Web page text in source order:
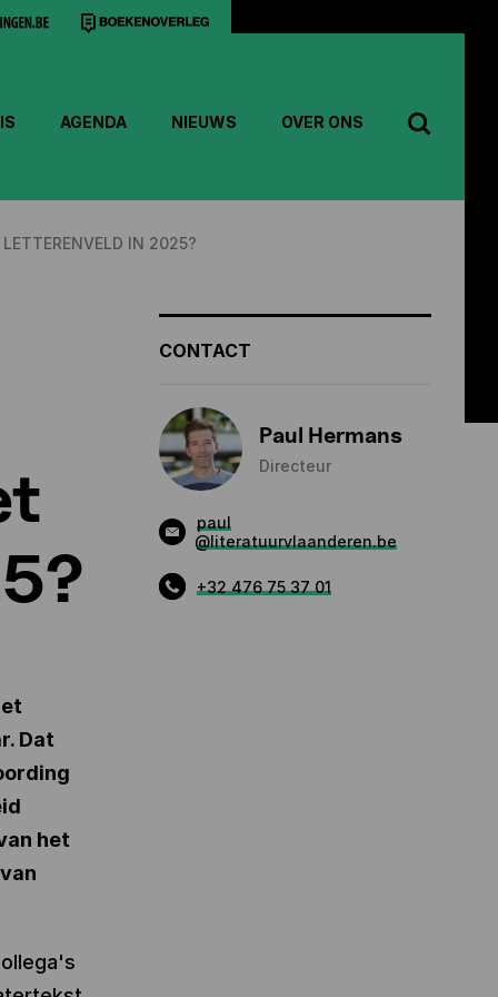
AGENDA NIEUWS OVER ONS
IN 2025?
Dat
het
CONTACT
Paul Hermans
Directeur
paul
@literatuurvlaanderen.be
+32 476 75 37 01